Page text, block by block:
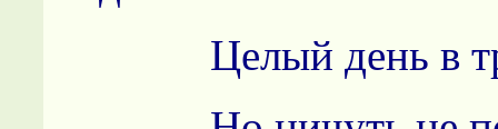
Целый день в